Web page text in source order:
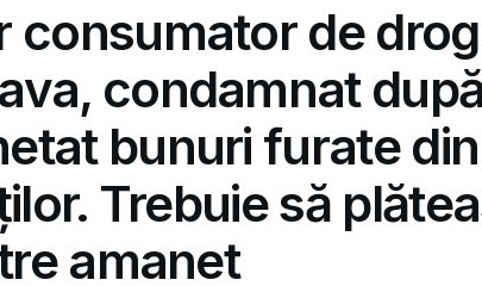
consumator de
condamnat
bunuri furate
Trebuie să
amanet